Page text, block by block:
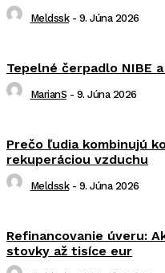
Meldssk - 9. Júna 2026
Tepelné čerpadlo NIBE
MarianS - 9. Júna 2026
Prečo ľudia kombinujú
rekuperáciou vzduchu
Meldssk - 9. Júna 2026
Refinancovanie úveru:
stovky až tisíce eur